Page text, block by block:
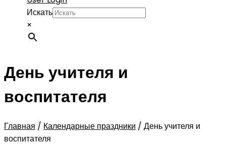
Искать
×
День учителя и
воспитателя
Главная / Календарные праздники / День учителя и
воспитателя